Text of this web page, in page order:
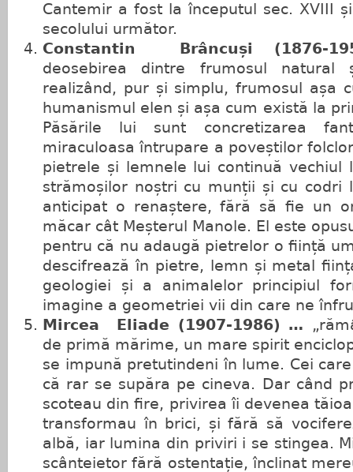
Cantemir a fost la începutul sec. XVIII
secolului următor.
Constantin Brâncuși
deosebirea dintre frumosul natural
realizând, pur și simplu, frumosul așa
humanismul elen și așa cum există la
Păsările lui sunt concretizarea
miraculoasa întrupare a poveștilor
pietrele și lemnele lui continuă vechiul
strămoșilor noștri cu munții și cu codri
anticipat o renaștere, fără să fie un
măcar cât Meșterul Manole. El este
pentru că nu adaugă pietrelor o ființă
descifrează în pietre, lemn și metal
geologiei și a animalelor principiul
imagine a geometriei vii din care ne
Mircea Eliade (1907-1986) …
de primă mărime, un mare spirit
se impună pretutindeni în lume. Cei
că rar se supăra pe cineva. Dar când
scoteau din fire, privirea îi devenea
transformau în brici, și fără să
albă, iar lumina din priviri i se stingea.
scânteietor fără ostentație, înclinat